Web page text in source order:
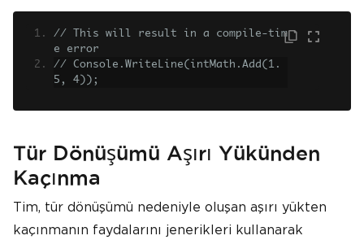
// This will result in a compile-tim
e error
// Console.WriteLine(intMath.Add(1.
5, 4));
Tür Dönüşümü Aşırı Yükünden
Kaçınma
Tim, tür dönüşümü nedeniyle oluşan aşırı yükten
kaçınmanın faydalarını jenerikleri kullanarak